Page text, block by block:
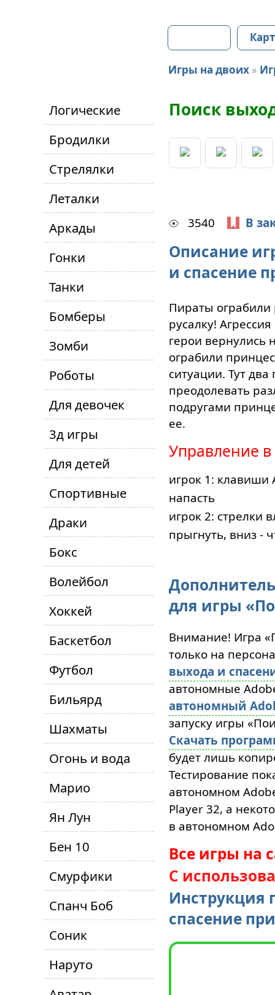
Игры на двоих »
Логические
Бродилки
Стрелялки
Леталки
Аркады
Гонки
Танки
Бомберы
Зомби
Роботы
Для девочек
3д игры
Для детей
Спортивные
Драки
Бокс
Волейбол
Хоккей
Баскетбол
Футбол
Бильярд
Шахматы
Огонь и вода
Марио
Ян Лун
Бен 10
Смурфики
Спанч Боб
Соник
Наруто
Поиск
3540 В
Описание
и спасение
Пираты ограбили
русалку!
герои вернулись
ограбили
ситуации. Тут
преодолевать
подругами
ее.
Управление в
игрок 1: клавиши
напасть
игрок 2: стрелки
прыгнуть, вниз -
для игры
Внимание! Игра
только на
выхода и
автономные
автономный
запуску игры
Скачать
будет лишь
Тестирование
автономном
Player 32, а
в автономном
Все игры на
С
Инструкция
спасение